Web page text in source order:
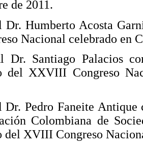
de 2011.
Dr. Humberto Acosta
Nacional celebrado en
Dr. Santiago Palacios
del XXVIII Congreso
Dr. Pedro Faneite
Colombiana de
del XVIII Congreso